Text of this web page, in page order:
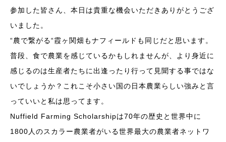
参加した皆さん、本日は貴重な機会いただきありがとうござ
いました。
“農で繋がる“霞ヶ関畑もナフィールドも同じだと思います。
普段、食で農業を感じているかもしれませんが、より身近に
感じるのは生産者たちに出逢ったり行って見聞する事ではな
いでしょうか？これこそ小さい国の日本農業らしい強みと言
っていいと私は思ってます。
Nuffield Farming Scholarshipは70年の歴史と世界中に
1800人のスカラー農業者がいる世界最大の農業者ネットワ